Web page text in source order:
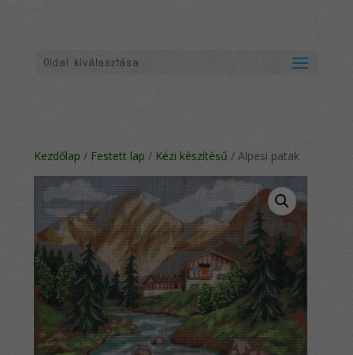
Oldal kiválasztása
Kezdőlap / Festett lap / Kézi készítésű / Alpesi patak